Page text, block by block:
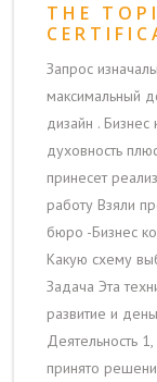
THE
Запрос
максимальный
дизайн . Бизнес
духовность
принесет
работу Взяли
бюро -Бизнес
Какую схему
Задача Эта
развитие и
Деятельность
принято